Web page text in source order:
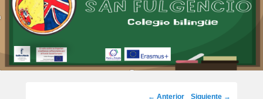
Navegación
← Anterior Siguiente →